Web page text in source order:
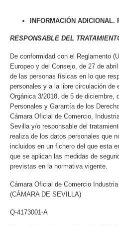
INFORMACIÓN
RESPONSABLE DEL
De conformidad con el Reglamento
Europeo y del Consejo, de 27 de
de las personas físicas en lo que
personales y a la libre circulación de
Orgánica 3/2018, de 5 de diciembre,
Personales y Garantía de los
Cámara Oficial de Comercio,
Sevilla y/o responsable del
realiza de los datos personales que
incluidos en un fichero del que esta
que se aplican las medidas de
previstas en la normativa vigente.
Cámara Oficial de Comercio
(CÁMARA DE SEVILLA)
Q-4173001-A